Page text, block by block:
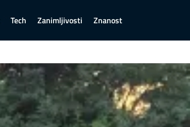
Tech Zanimljivosti Znanost